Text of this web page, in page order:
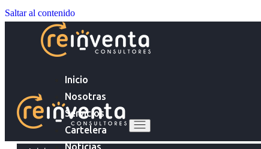
Saltar al contenido
Inicio
Nosotras
Servicios
Cartelera
Noticias